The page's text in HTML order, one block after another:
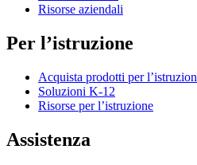
Risorse aziendali
Per l’istruzione
Acquista prodotti per
Soluzioni K-12
Risorse per l’istruzione
Assistenza